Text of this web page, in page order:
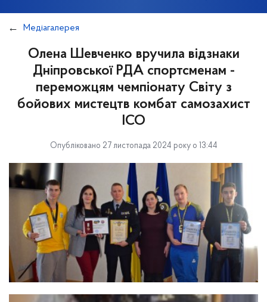
Медіагалерея
Олена Шевченко вручила відзнаки
Дніпровської РДА спортсменам -
переможцям чемпіонату Світу з
бойових мистецтв комбат самозахист
ІСО
Опубліковано 27 листопада 2024 року о 13:44